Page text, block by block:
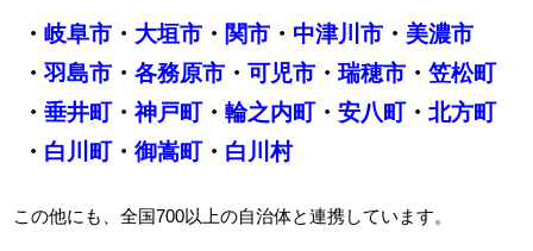
・ 岐阜市・ 大垣市・ 関市・ 中津川市・ 美濃市
・羽島市・ 各務原市・ 可児市・瑞穂市・ 笠松町
・ 垂井町・神戸町・ 輪之内町・ 安八町・ 北方町
・ 白川町・ 御嵩町・ 白川村
この他にも、全国700以上の自治体と連携しています。